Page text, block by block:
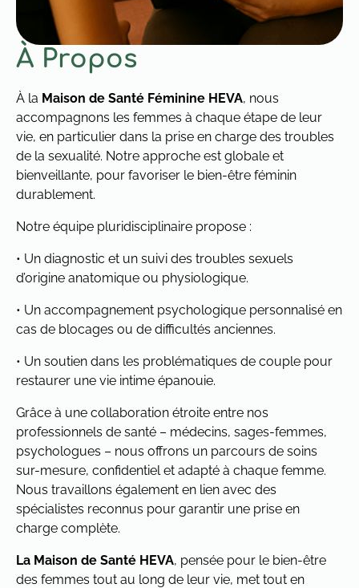
À Propos
À la Maison de Santé Féminine HEVA, nous
accompagnons les femmes à chaque étape de leur
vie, en particulier dans la prise en charge des troubles
de la sexualité. Notre approche est globale et
bienveillante, pour favoriser le bien-être féminin
durablement.
Notre équipe pluridisciplinaire propose :
• Un diagnostic et un suivi des troubles sexuels
d’origine anatomique ou physiologique.
• Un accompagnement psychologique personnalisé en
cas de blocages ou de difficultés anciennes.
• Un soutien dans les problématiques de couple pour
restaurer une vie intime épanouie.
Grâce à une collaboration étroite entre nos
professionnels de santé – médecins, sages-femmes,
psychologues – nous offrons un parcours de soins
sur-mesure, confidentiel et adapté à chaque femme.
Nous travaillons également en lien avec des
spécialistes reconnus pour garantir une prise en
charge complète.
La Maison de Santé HEVA, pensée pour le bien-être
des femmes tout au long de leur vie, met tout en